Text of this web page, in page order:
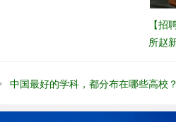
【招
所赵
中国最好的学科，都分布在哪些高校？